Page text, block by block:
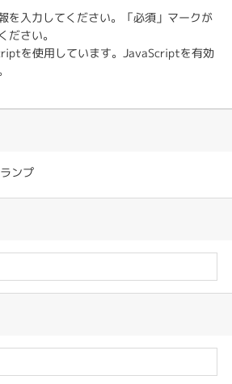
を入力してください。「必須」マークが
ださい。
を使用しています。JavaScriptを有効
ンプ